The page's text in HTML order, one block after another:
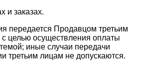
и заказах.
передается Продавцом третьим
целью осуществления оплаты
иные случаи передачи
третьим лицам не допускаются.